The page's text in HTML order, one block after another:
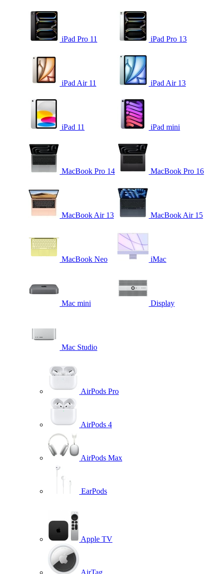
iPad Pro 11 iPad Pro 13
iPad Air 11 iPad Air 13
iPad 11 iPad mini
MacBook Pro 14 MacBook Pro 16
MacBook Air 13 MacBook Air 15
MacBook Neo iMac
Mac mini Display
Mac Studio
AirPods Pro
AirPods 4
AirPods Max
EarPods
Apple TV